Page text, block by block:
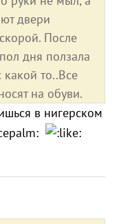
двери
После
дня ползала
какой то..Все
на обуви.
в нигерском